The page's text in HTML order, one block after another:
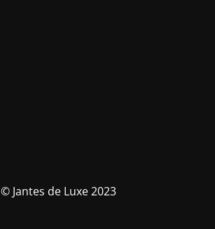
© Jantes de Luxe 2023